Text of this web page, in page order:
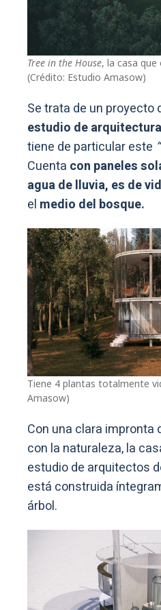
Tree in the House, la casa que
(Crédito: Estudio Amasow)
Se trata de un proyecto
estudio de
tiene de particular este
Cuenta con paneles
agua de lluvia, es de
el medio del bosque.
Tiene 4 plantas totalmente
Amasow)
Con una clara impronta
con la naturaleza, la
estudio de arquitectos d
está construida
árbol.